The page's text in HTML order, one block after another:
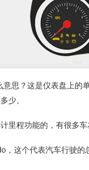
意思？ 这是仪表盘上的
少。
里程功能的，有很多
，这个代表汽车行驶的